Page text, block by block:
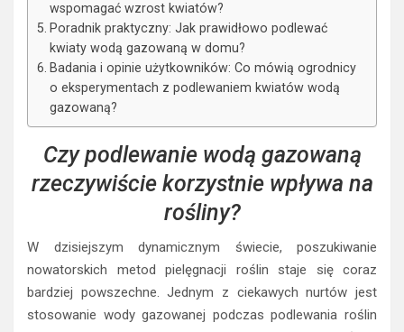
wspomagać wzrost kwiatów?
Poradnik praktyczny: Jak prawidłowo podlewać
kwiaty wodą gazowaną w domu?
Badania i opinie użytkowników: Co mówią ogrodnicy
o eksperymentach z podlewaniem kwiatów wodą
gazowaną?
Czy podlewanie wodą gazowaną
rzeczywiście korzystnie wpływa na
rośliny?
W dzisiejszym dynamicznym świecie, poszukiwanie
nowatorskich metod pielęgnacji roślin staje się coraz
bardziej powszechne. Jednym z ciekawych nurtów jest
stosowanie wody gazowanej podczas podlewania roślin